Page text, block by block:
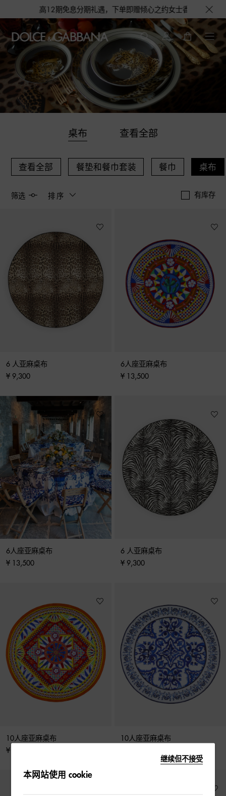
至高12期免息分期礼遇，下单即赠倾心之约女士香水随行装1.5ML
桌布 查看全部
查看全部 餐垫和餐巾套装 餐巾 桌布
筛选 排序 有库存
6 人亚麻桌布
¥ 9,300
6人座亚麻桌布
¥ 13,500
6人座亚麻桌布
¥ 13,500
6 人亚麻桌布
¥ 9,300
10人座亚麻桌布
¥ 19,500
10人座亚麻桌布
继续但不接受
本网站使用 cookie